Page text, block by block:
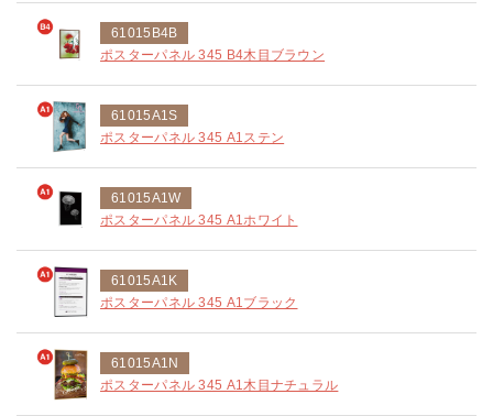
61015B4B
ポスターパネル 345 B4木目ブラウン
61015A1S
ポスターパネル 345 A1ステン
61015A1W
ポスターパネル 345 A1ホワイト
61015A1K
ポスターパネル 345 A1ブラック
61015A1N
ポスターパネル 345 A1木目ナチュラル